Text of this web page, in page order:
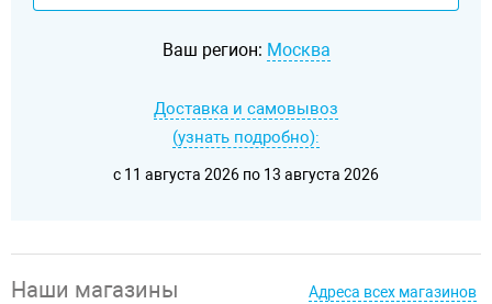
Ваш регион: Москва
Доставка и самовывоз
(узнать подробно):
c 11 августа 2026 по 13 августа 2026
Наши магазины Адреса всех магазинов